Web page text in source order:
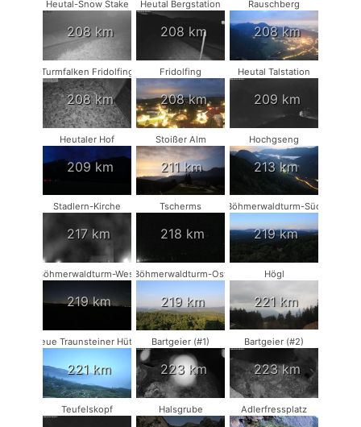
Heutal-Snow Stake
208 km
Heutal Bergstation
208 km
Rauschberg
208 km
Turmfalken Fridolfing
208 km
Fridolfing
208 km
Heutal Talstation
209 km
Heutaler Hof
209 km
Stoißer Alm
211 km
Hochgseng
213 km
Stadlern-Kirche
217 km
Tscherms
218 km
Böhmerwaldturm-Süd
219 km
Böhmerwaldturm-West
219 km
Böhmerwaldturm-Ost
219 km
Högl
221 km
Neue Traunsteiner Hütte
221 km
Bartgeier (#1)
223 km
Bartgeier (#2)
223 km
Teufelskopf Halsgrube Adlerfressplatz